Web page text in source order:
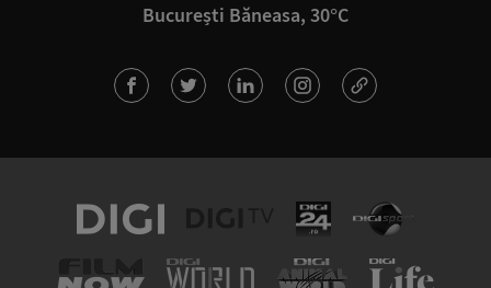
București Băneasa, 30°C